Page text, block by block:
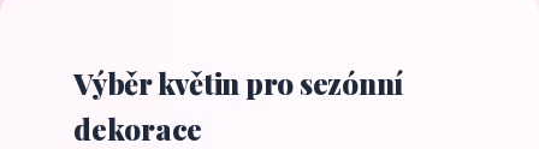
Výběr květin pro sezónní
dekorace